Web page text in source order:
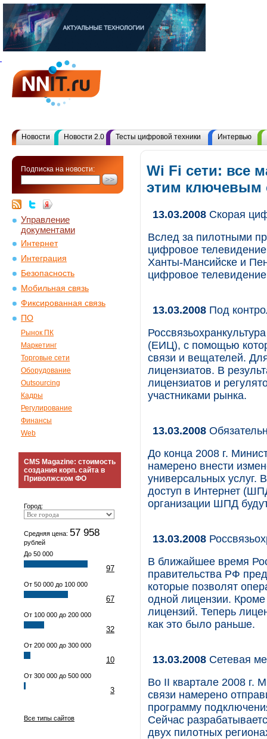
Новости Новости 2.0 Тесты цифровой техники Интервью
Подписка на новости:
Управление
документами
Интернет
Интеграция
Безопасность
Мобильная связь
Фиксированная связь
ПО
Рынок ПК
Маркетинг
Торговые сети
Оборудование
Outsourcing
Кадры
Регулирование
Финансы
Web
CMS Magazine: стоимость
создания корп. сайта в
Приволжском ФО
Город:
Средняя цена: 57 958
рублей
До 50 000
97
От 50 000 до 100 000
67
От 100 000 до 200 000
32
От 200 000 до 300 000
10
От 300 000 до 500 000
3
Все типы сайтов
Wi Fi сети: все
этим ключевым
13.03.2008 Скорая
Вслед за пилотными
цифровое
Ханты-Мансийске и
цифровое
13.03.2008 Под
(ЕИЦ), с помощью
связи и вещателей.
лицензиатов. В
лицензиатов и
участниками рынка.
13.03.2008
До конца 2008 г.
намерено внести
универсальных услуг.
доступ в Интернет
организации ШПД
13.03.2008
В ближайшее время
правительства РФ
которые позволят
одной лицензии. Кроме
лицензий. Теперь
как это было раньше.
13.03.2008 Сетевая
Во II квартале 2008 г.
связи намерено
программу
Сейчас
двух пилотных